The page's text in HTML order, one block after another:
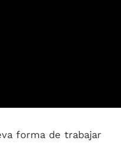
forma de trabajar